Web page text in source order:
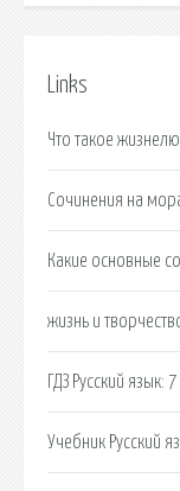
Links
Что такое
Сочинения на
Какие основные
жизнь и
ГДЗ Русский язык:
Учебник Русский